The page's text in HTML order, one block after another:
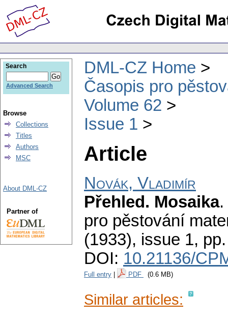
DML-CZ Home
Časopis pro
Volume 62
Issue 1
Article
Novák, Vladimír
Přehled. Mosaika.
pro pěstování
(1933), issue 1,
DOI: 10.21136/
Full entry PDF (0.6 MB)
Similar articles:
Search
Advanced Search
Browse
Collections
Titles
Authors
MSC
About DML-CZ
Partner of